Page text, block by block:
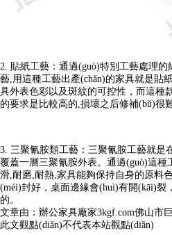
2. 貼紙工藝：通過(guò)特別工藝處理
藝,用這種工藝出產(chǎn)的家具就是貼
具外表色彩以及斑紋的可控性，而這
的要求是比較高的,損壞之后修補(bǔ)很難做
3. 三聚氰胺類工藝：三聚氰胺工藝就是
覆蓋一層三聚氰胺外表。通過(guò)
滑,耐磨,耐熱,家具能夠保持自身的原料
(méi)封好，桌面邊緣會(huì)有開(kāi)裂
的。
文章由：辦公家具廠家3kgf.com佛山市
此文觀點(diǎn)不代表本站觀點(diǎn)